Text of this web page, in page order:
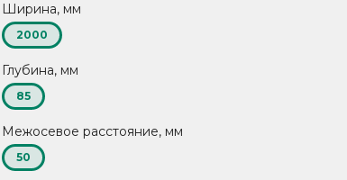
Ширина, мм
2000
Глубина, мм
85
Межосевое расстояние, мм
50